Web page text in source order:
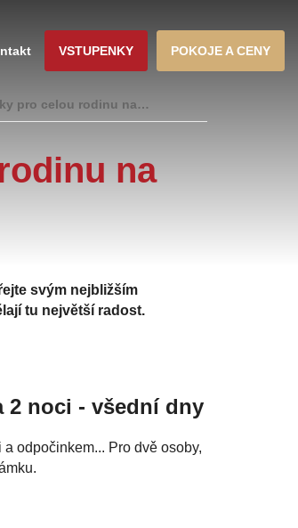
VSTUPENKY POKOJE A CENY
pro celou rodinu na…
na
svým nejbližším
tu největší radost.
2 noci - všední dny
odpočinkem... Pro dvě osoby,